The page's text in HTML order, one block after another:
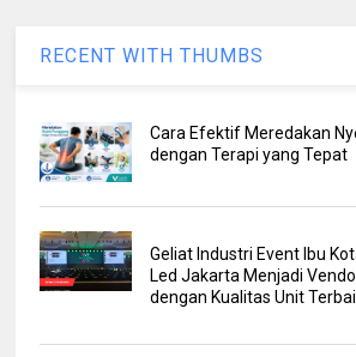
RECENT WITH THUMBS
Cara Efektif Meredakan
dengan Terapi yang Tepat
Geliat Industri Event Ibu
Led Jakarta Menjadi
dengan Kualitas Unit